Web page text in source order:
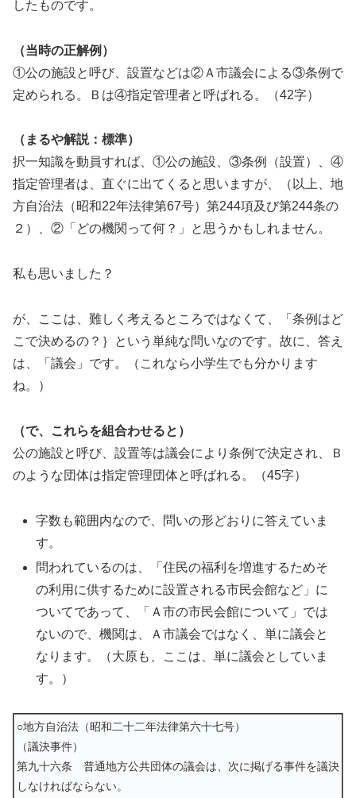
したものです。
（当時の正解例）
①公の施設と呼び、設置などは②Ａ市議会による③条例で
定められる。Ｂは④指定管理者と呼ばれる。（42字）
（まるや解説：標準）
択一知識を動員すれば、①公の施設、③条例（設置）、④
指定管理者は、直ぐに出てくると思いますが、（以上、地
方自治法（昭和22年法律第67号）第244項及び第244条の
２）、②「どの機関って何？」と思うかもしれません。
私も思いました？
が、ここは、難しく考えるところではなくて、「条例はど
こで決めるの？｝という単純な問いなのです。故に、答え
は、「議会」です。（これなら小学生でも分かります
ね。）
（で、これらを組合わせると）
公の施設と呼び、設置等は議会により条例で決定され、Ｂ
のような団体は指定管理団体と呼ばれる。（45字）
字数も範囲内なので、問いの形どおりに答えていま
す。
問われているのは、「住民の福利を増進するためそ
の利用に供するために設置される市民会館など」に
ついてであって、「Ａ市の市民会館について」では
ないので、機関は、Ａ市議会ではなく、単に議会と
なります。（大原も、ここは、単に議会としていま
す。）
○地方自治法（昭和二十二年法律第六十七号）
（議決事件）
第九十六条 普通地方公共団体の議会は、次に掲げる事件を議決
しなければならない。